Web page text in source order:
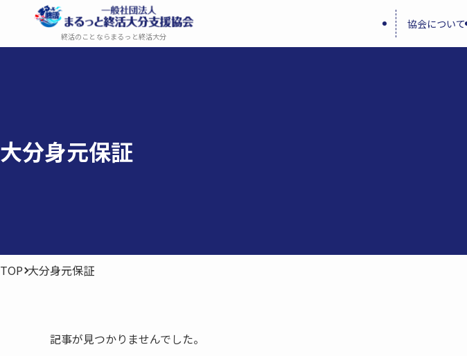
終活のことならまるっと終活大分
協会について
大分身元保証
TOP 大分身元保証
記事が見つかりませんでした。